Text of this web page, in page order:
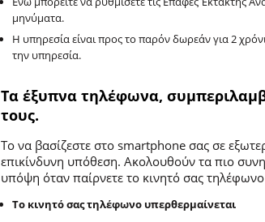
μηνύματα.
Η υπηρεσία είναι προς το παρόν δωρεάν για 2
την υπηρεσία.
Τα έξυπνα τηλέφωνα,
τους.
Το να βασίζεστε στο smartphone σας σε
επικίνδυνη υπόθεση. Ακολουθούν τα πιο
υπόψη όταν παίρνετε το κινητό σας
Το κινητό σας τηλέφωνο υπερθερμαίνεται